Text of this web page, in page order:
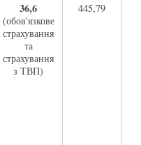
36,6
(обов'язкове
страхування
та
страхування
з ТВП)
445,79